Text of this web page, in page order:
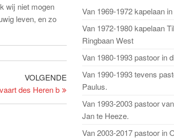
wij niet mogen
leven, en zo
Volgend
bericht
VOLGENDE
des Heren b
Van 1969-1972 kapelaan
Van 1972-1980 kapelaan
Ringbaan West
Van 1980-1993 pastoor in
Van 1990-1993 tevens
Paulus.
Van 1993-2003 pastoor
Jan te Heeze.
Van 2003-2017 pastoor in